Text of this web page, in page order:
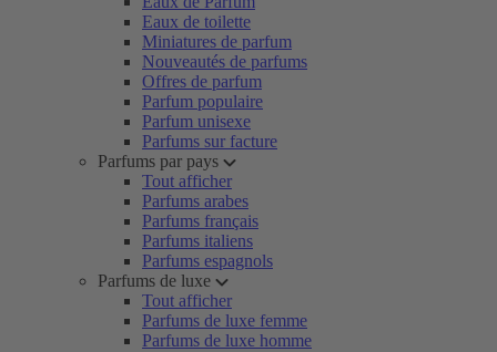
Eaux de toilette
Miniatures de parfum
Nouveautés de parfums
Offres de parfum
Parfum populaire
Parfum unisexe
Parfums sur facture
Parfums par pays
Tout afficher
Parfums arabes
Parfums français
Parfums italiens
Parfums espagnols
Parfums de luxe
Tout afficher
Parfums de luxe femme
Parfums de luxe homme